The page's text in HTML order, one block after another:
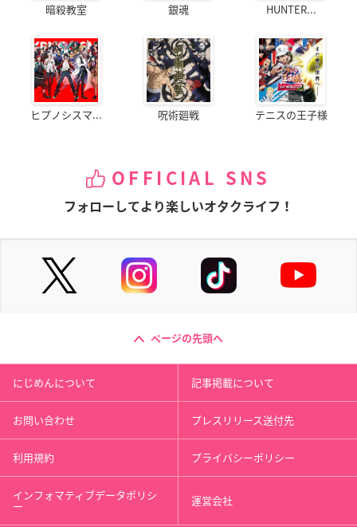
暗殺教室 銀魂 HUNTER...
ヒプノシスマ... 呪術廻戦 テニスの王子様
OFFICIAL SNS
フォローしてより楽しいオタクライフ！
ページの先頭へ
にじめんについて 記事掲載について
お問い合わせ プレスリリース送付先
利用規約 プライバシーポリシー
インフォマティブデータポリシ
ー 運営会社